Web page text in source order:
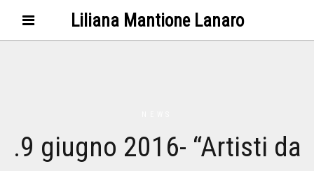
Liliana Mantione Lanaro
.9 giugno 2016- “Artisti da